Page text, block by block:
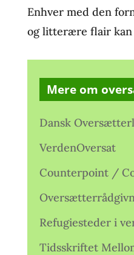
Enhver med den
og litterære flair kan
Mere om
Dansk
VerdenOversat
Counterpoint /
Refugiesteder i
Tidsskriftet